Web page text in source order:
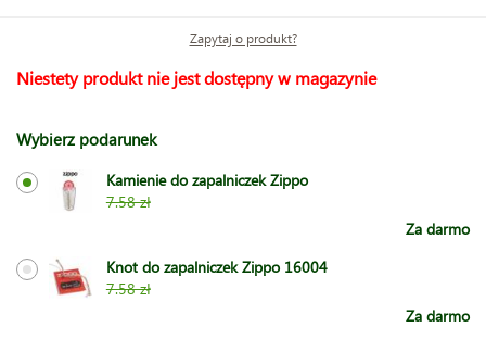
Zapytaj o produkt?
Niestety produkt nie jest dostępny w magazynie
Wybierz podarunek
Kamienie do zapalniczek Zippo
7.58 zł
Za darmo
Knot do zapalniczek Zippo 16004
7.58 zł
Za darmo